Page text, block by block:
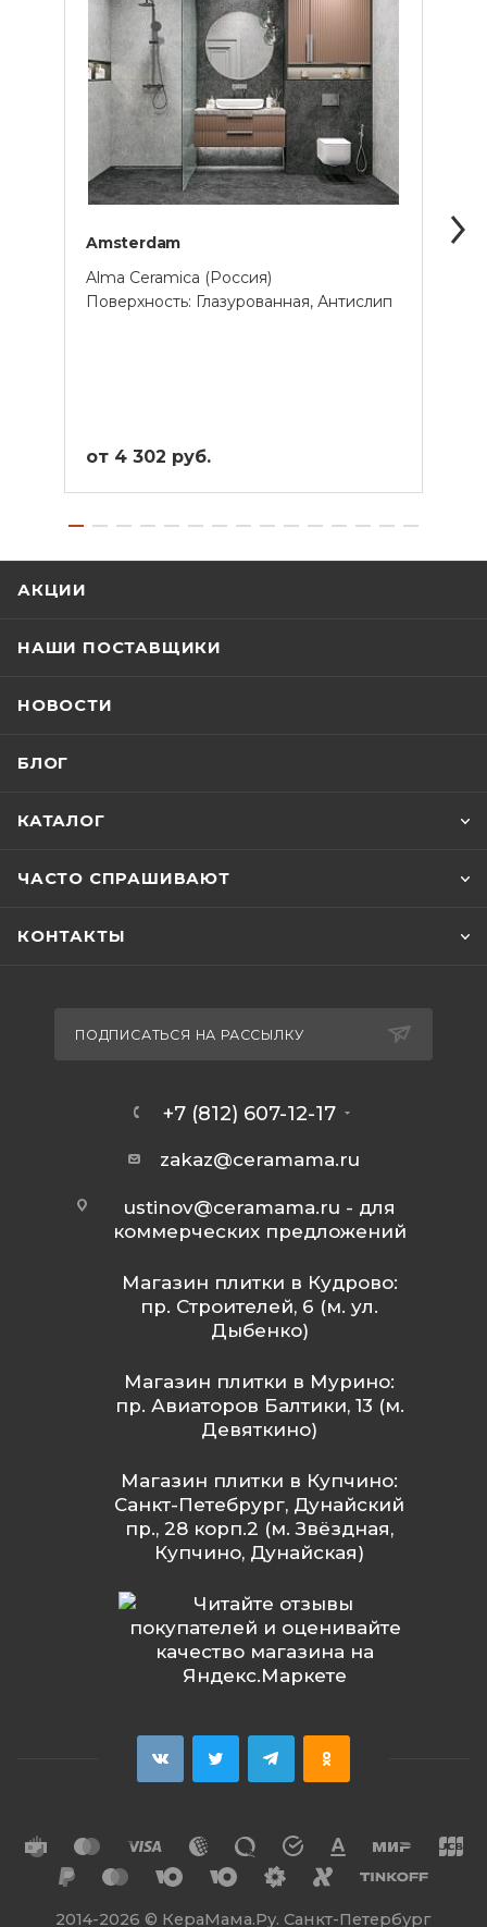
Amsterdam
Alma Ceramica (Россия)
Поверхность: Глазурованная, Антислип
от 4 302 руб.
АКЦИИ
НАШИ ПОСТАВЩИКИ
НОВОСТИ
БЛОГ
КАТАЛОГ
ЧАСТО СПРАШИВАЮТ
КОНТАКТЫ
ПОДПИСАТЬСЯ НА РАССЫЛКУ
+7 (812) 607-12-17
zakaz@ceramama.ru
ustinov@ceramama.ru - для
коммерческих предложений
Магазин плитки в Кудрово:
пр. Строителей, 6 (м. ул.
Дыбенко)
Магазин плитки в Мурино:
пр. Авиаторов Балтики, 13 (м.
Девяткино)
Магазин плитки в Купчино:
Санкт-Петебрург, Дунайский
пр., 28 корп.2 (м. Звёздная,
Купчино, Дунайская)
2014-2026 © КераМама.Ру. Санкт-Петербург